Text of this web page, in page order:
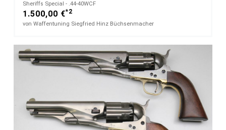
Sheriffs Special - .44-40WCF
1.500,00 €*2
von Waffentuning Siegfried Hinz Büchsenmacher